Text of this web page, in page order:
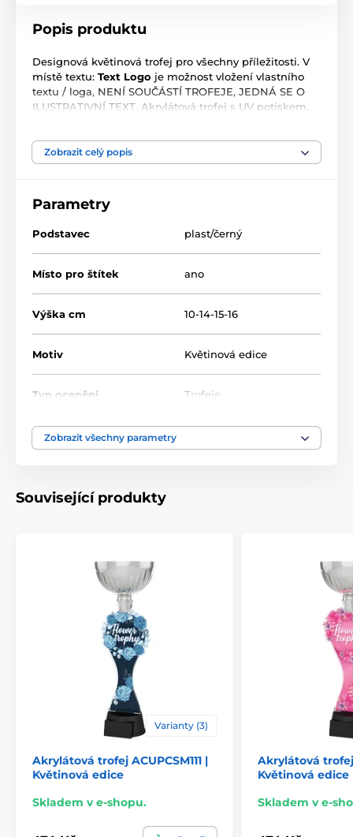
Popis produktu
Designová květinová trofej pro všechny příležitosti. V
místě textu: Text Logo je možnost vložení vlastního
textu / loga, NENÍ SOUČÁSTÍ TROFEJE, JEDNÁ SE O
ILUSTRATIVNÍ TEXT. Akrylátová trofej s UV potiskem.
jsou orientační.
Produkt je zařazen v kategoriích
Květinová edice Květinová edice
Zobrazit celý popis
Parametry
Podstavec plast/černý
Místo pro štítek ano
Výška cm 10-14-15-16
Motiv Květinová edice
Typ ocenění Trofeje
Materiál
Zobrazit všechny parametry
Související produkty
Varianty (3)
Akrylátová trofej ACUPCSM111 |
Květinová edice
Skladem v e-shopu.
Akrylátová trofej
Květinová edice
Skladem v e-